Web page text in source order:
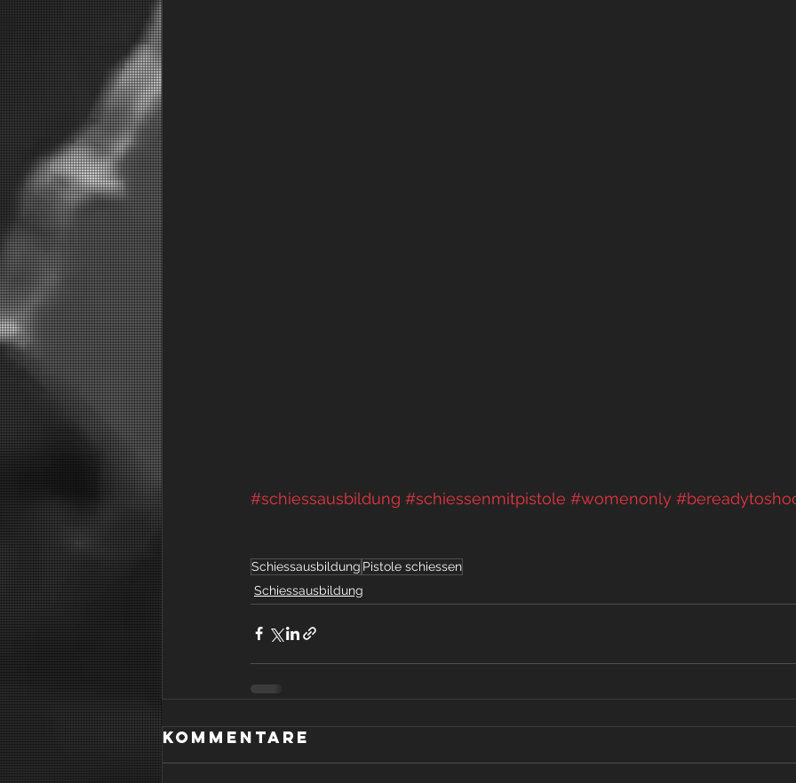
#schiessausbildung #schiessenmitpistole #womenonly
Schiessausbildung Pistole schiessen
Schiessausbildung
Kommentare